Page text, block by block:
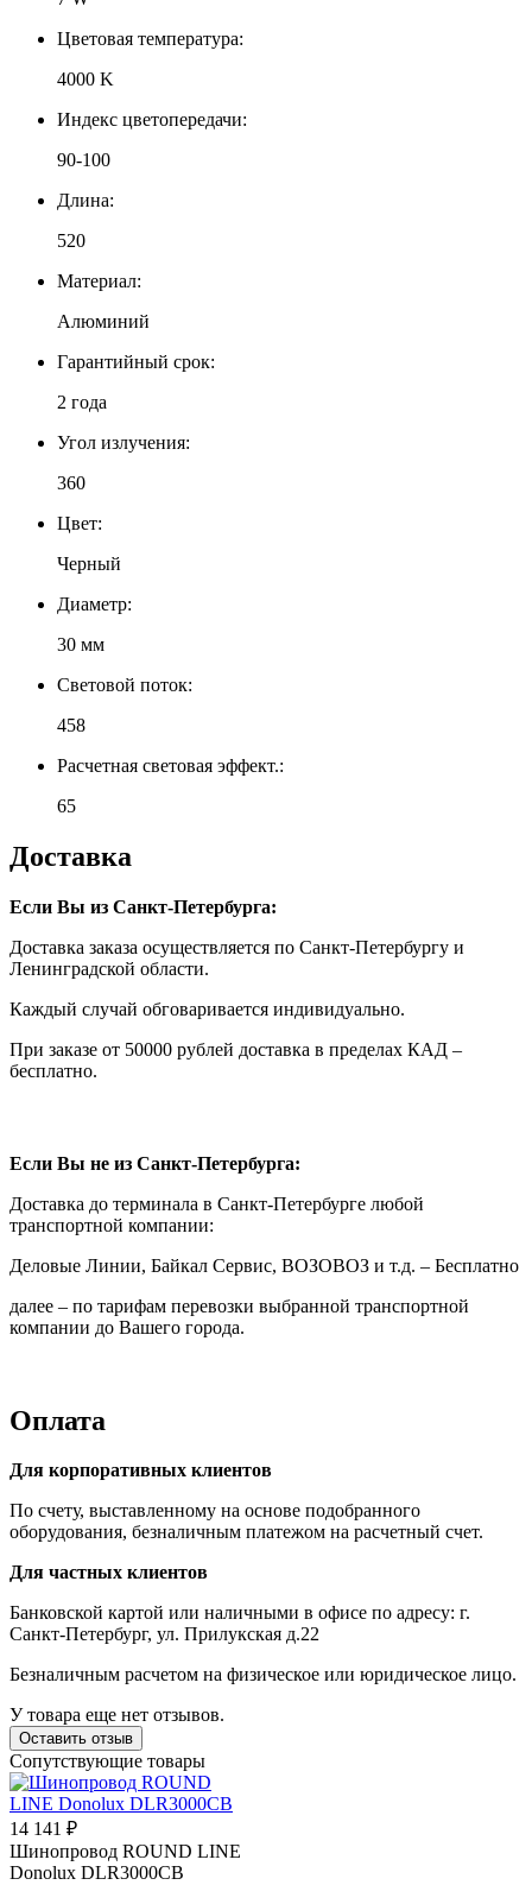
Цветовая температура:
4000 K
Индекс цветопередачи:
90-100
Длина:
520
Материал:
Алюминий
Гарантийный срок:
2 года
Угол излучения:
360
Цвет:
Черный
Диаметр:
30 мм
Световой поток:
458
Расчетная световая эффект.:
65
Доставка
Если Вы из Санкт-Петербурга:
Доставка заказа осуществляется по Санкт-Петербургу и
Ленинградской области.
Каждый случай обговаривается индивидуально.
При заказе от 50000 рублей доставка в пределах КАД –
бесплатно.
Если Вы не из Санкт-Петербурга:
Доставка до терминала в Санкт-Петербурге любой
транспортной компании:
Деловые Линии, Байкал Сервис, ВОЗОВОЗ и т.д. – Бесплатно
далее – по тарифам перевозки выбранной транспортной
компании до Вашего города.
Оплата
Для корпоративных клиентов
По счету, выставленному на основе подобранного
оборудования, безналичным платежом на расчетный счет.
Для частных клиентов
Банковской картой или наличными в офисе по адресу: г.
Санкт-Петербург, ул. Прилукская д.22
Безналичным расчетом на физическое или юридическое лицо.
У товара еще нет отзывов.
Оставить отзыв
Сопутствующие товары
14 141 ₽
Шинопровод ROUND LINE
Donolux DLR3000CB